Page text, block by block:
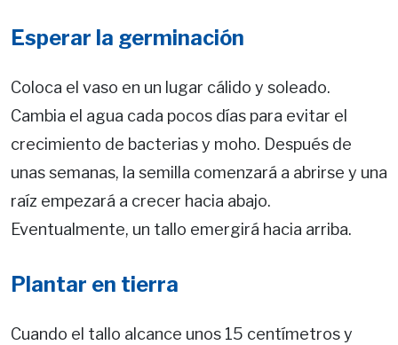
Esperar la germinación
Coloca el vaso en un lugar cálido y soleado.
Cambia el agua cada pocos días para evitar el
crecimiento de bacterias y moho. Después de
unas semanas, la semilla comenzará a abrirse y una
raíz empezará a crecer hacia abajo.
Eventualmente, un tallo emergirá hacia arriba.
Plantar en tierra
Cuando el tallo alcance unos 15 centímetros y